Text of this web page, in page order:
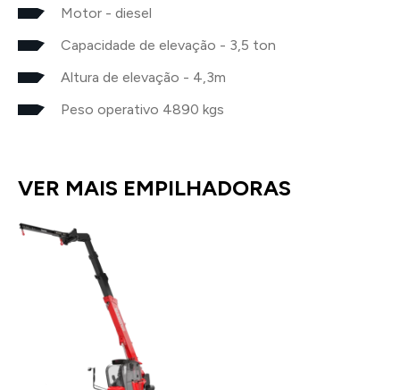
Motor - diesel
Capacidade de elevação - 3,5 ton
Altura de elevação - 4,3m
Peso operativo 4890 kgs
VER MAIS EMPILHADORAS